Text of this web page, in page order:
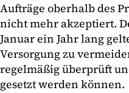
Aufträge oberhalb des
nicht mehr akzeptiert.
Januar ein Jahr lang
Versorgung zu
regelmäßig überprüft
gesetzt werden können.